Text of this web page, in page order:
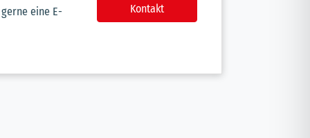
eine E- Kontakt